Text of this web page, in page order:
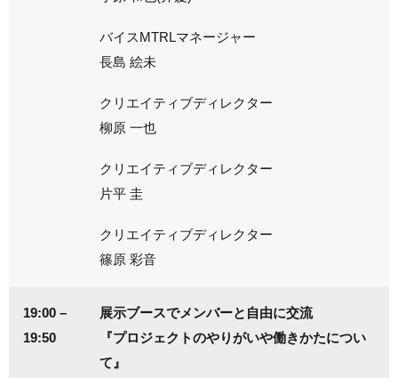
バイスMTRLマネージャー
長島 絵未
クリエイティブディレクター
柳原 一也
クリエイティブディレクター
片平 圭
クリエイティブディレクター
篠原 彩音
19:00 –
19:50
展示ブースでメンバーと自由に交流
『プロジェクトのやりがいや働きかたについ
て』